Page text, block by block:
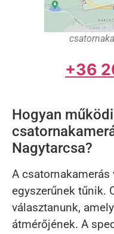
+36
Hogyan
Nagytarcsa?
A
egyszerűnek tűnik.
választanunk,
átmérőjének. A